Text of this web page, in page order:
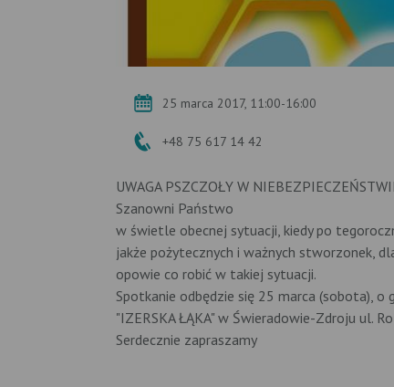
25 marca 2017, 11:00-16:00
+48 75 617 14 42
UWAGA PSZCZOŁY W
Szanowni Państwo
w świetle obecnej sytuacji, kiedy po
jakże pożytecznych i ważnych stworzonek,
opowie co robić w takiej sytuacji.
Spotkanie odbędzie się 25 marca (sobota),
"IZERSKA ŁĄKA" w Świeradowie-Zdroju ul.
Serdecznie zapraszamy